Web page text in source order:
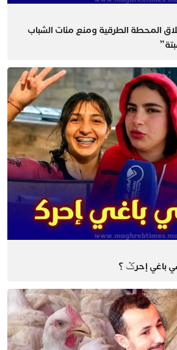
المحطة الطرقية ومنع مئات الشباب
باغي إحرݣ ؟